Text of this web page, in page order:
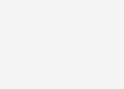
acerca de la
Johnson
que abordan
la forma en que percibimos
metáforas que atraviesan
un recurso lingüístico, sino
que habiliten una